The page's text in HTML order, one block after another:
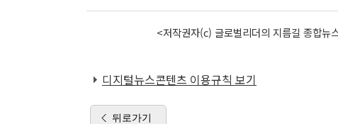
<저작권자(c) 글로벌리더의 지름길 종합
디지털뉴스콘텐츠 이용규칙 보기
뒤로가기